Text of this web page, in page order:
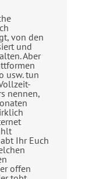
von den
und
Aber
usw. tun
nennen,
Ihr Euch
offen